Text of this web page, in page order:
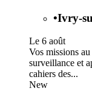
•Ivry-
Le 6 août
Vos missions
surveillance et
cahiers des...
New